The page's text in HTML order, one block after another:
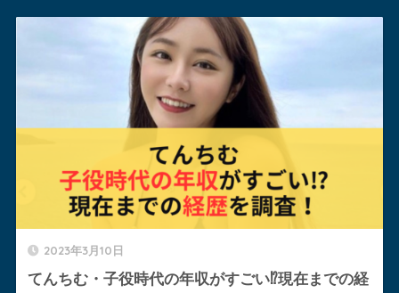
2023年3月10日
てんちむ・子役時代の年収がすごい⁉︎現在までの経